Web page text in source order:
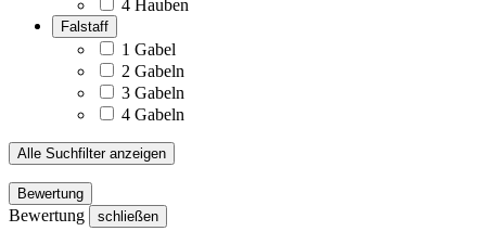
4 Hauben
Falstaff
1 Gabel
2 Gabeln
3 Gabeln
4 Gabeln
Alle Suchfilter anzeigen
Bewertung
Bewertung schließen